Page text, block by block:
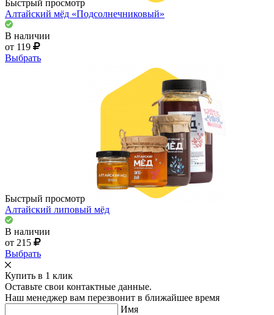
Быстрый просмотр
Алтайский мёд «Подсолнечниковый»
В наличии
от 119
Выбрать
Быстрый просмотр
Алтайский липовый мёд
В наличии
от 215
Выбрать
Купить в 1 клик
Оставьте свои контактные данные.
Наш менеджер вам перезвонит в ближайшее время
Имя